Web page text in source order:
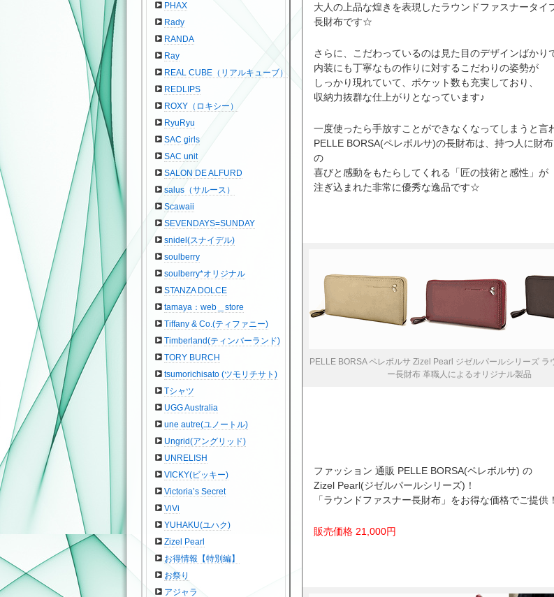
大人の上品な煌きを表現したラウンドファスナータイ
長財布です☆
さらに、こだわっているのは見た目のデザインばかり
内装にも丁寧なもの作りに対するこだわりの姿勢が
しっかり現れていて、ポケット数も充実しており、
収納力抜群な仕上がりとなっています♪
一度使ったら手放すことができなくなってしまうと言
PELLE BORSA(ペレボルサ)の長財布は、持つ人に財
の
喜びと感動をもたらしてくれる「匠の技術と感性」が
注ぎ込まれた非常に優秀な逸品です☆
PELLE BORSA ペレボルサ Zizel Pearl ジゼルパールシリーズ ラ
ー長財布 革職人によるオリジナル製品
ファッション 通販 PELLE BORSA(ペレボルサ) の
Zizel Pearl(ジゼルパールシリーズ)！
「ラウンドファスナー長財布」をお得な価格でご提供
販売価格 21,000円
PHAX
Rady
RANDA
Ray
REAL CUBE（リアルキューブ）
REDLIPS
ROXY（ロキシー）
RyuRyu
SAC girls
SAC unit
SALON DE ALFURD
salus（サルース）
Scawaii
SEVENDAYS=SUNDAY
snidel(スナイデル)
soulberry
soulberry*オリジナル
STANZA DOLCE
tamaya：web＿store
Tiffany & Co.(ティファニー)
Timberland(ティンバーランド)
TORY BURCH
tsumorichisato (ツモリチサト)
Tシャツ
UGG Australia
une autre(ユノートル)
Ungrid(アングリッド)
UNRELISH
VICKY(ビッキー)
Victoria’s Secret
ViVi
YUHAKU(ユハク)
Zizel Pearl
お得情報【特別編】
お祭り
アジャラ